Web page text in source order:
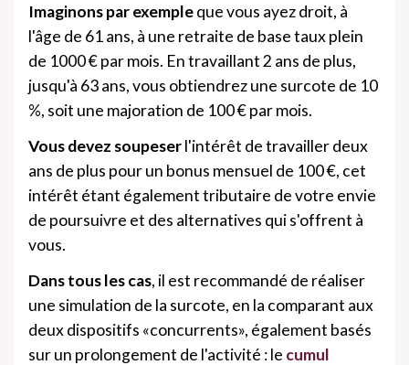
Imaginons par exempleque vous ayez droit, à
l'âge de 61 ans, à une retraite de base taux plein
de 1000 € par mois. En travaillant 2 ans de plus,
jusqu'à 63 ans, vous obtiendrez une surcote de 10
%, soit une majoration de 100 € par mois.
Vous devez soupeserl'intérêt de travailler deux
ans de plus pour un bonus mensuel de 100 €, cet
intérêt étant également tributaire de votre envie
de poursuivre et des alternatives qui s'offrent à
vous.
Dans tous les cas, il est recommandé de réaliser
une simulation de la surcote, en la comparant aux
deux dispositifs «concurrents», également basés
sur un prolongement de l'activité : le cumul